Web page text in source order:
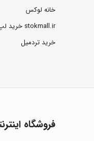
خانه لوکس
stokmall.ir خرید لپ تاپ استوک
خرید تردمیل
فروشگاه